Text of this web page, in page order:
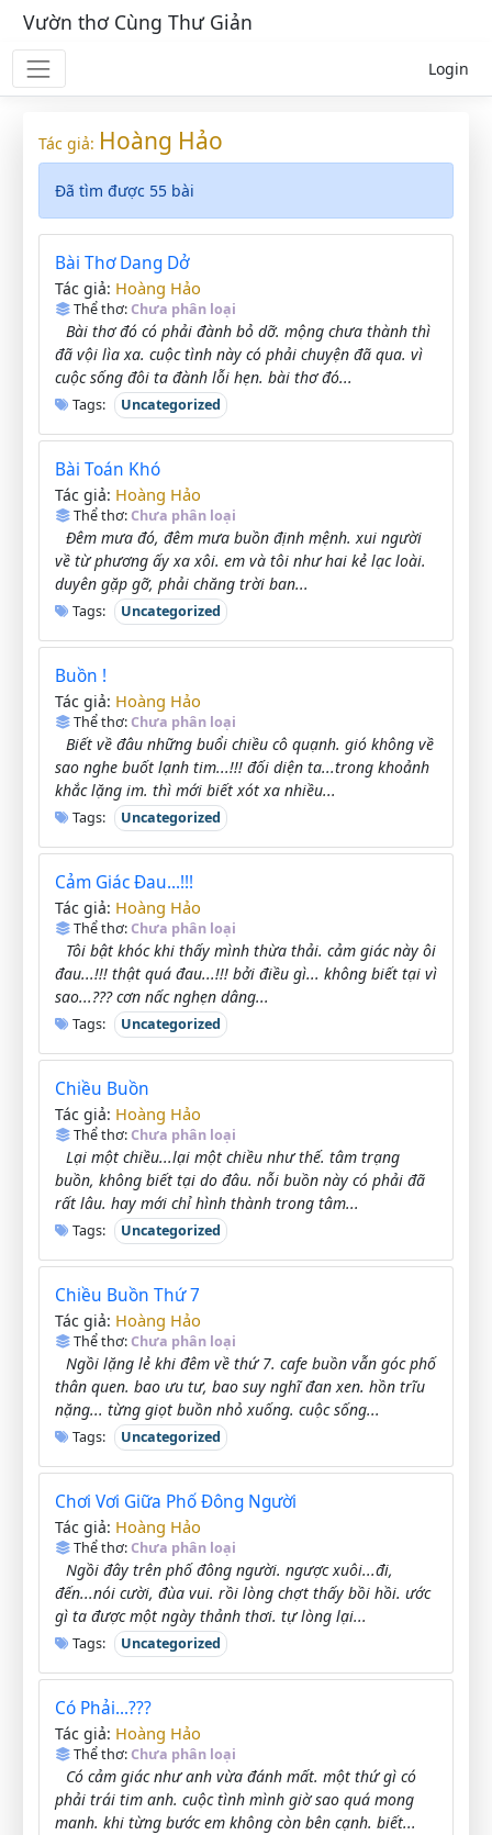
Vườn thơ Cùng Thư Giản
Login
Tác giả: Hoàng Hảo
Đã tìm được 55 bài
Bài Thơ Dang Dở
Tác giả: Hoàng Hảo
Thể thơ:Chưa phân loại
Bài thơ đó có phải đành bỏ dỡ. mộng chưa thành thì
đã vội lìa xa. cuộc tình này có phải chuyện đã qua. vì
cuộc sống đôi ta đành lỗi hẹn. bài thơ đó...
Tags: Uncategorized
Bài Toán Khó
Tác giả: Hoàng Hảo
Thể thơ:Chưa phân loại
Đêm mưa đó, đêm mưa buồn định mệnh. xui người
về từ phương ấy xa xôi. em và tôi như hai kẻ lạc loài.
duyên gặp gỡ, phải chăng trời ban...
Tags: Uncategorized
Buồn !
Tác giả: Hoàng Hảo
Thể thơ:Chưa phân loại
Biết về đâu những buổi chiều cô quạnh. gió không về
sao nghe buốt lạnh tim...!!! đối diện ta...trong khoảnh
khắc lặng im. thì mới biết xót xa nhiều...
Tags: Uncategorized
Cảm Giác Đau...!!!
Tác giả: Hoàng Hảo
Thể thơ:Chưa phân loại
Tôi bật khóc khi thấy mình thừa thải. cảm giác này ôi
đau...!!! thật quá đau...!!! bởi điều gì... không biết tại vì
sao...??? cơn nấc nghẹn dâng...
Tags: Uncategorized
Chiều Buồn
Tác giả: Hoàng Hảo
Thể thơ:Chưa phân loại
Lại một chiều...lại một chiều như thế. tâm trạng
buồn, không biết tại do đâu. nỗi buồn này có phải đã
rất lâu. hay mới chỉ hình thành trong tâm...
Tags: Uncategorized
Chiều Buồn Thứ 7
Tác giả: Hoàng Hảo
Thể thơ:Chưa phân loại
Ngồi lặng lẻ khi đêm về thứ 7. cafe buồn vẫn góc phố
thân quen. bao ưu tư, bao suy nghĩ đan xen. hồn trĩu
nặng... từng giọt buồn nhỏ xuống. cuộc sống...
Tags: Uncategorized
Chơi Vơi Giữa Phố Đông Người
Tác giả: Hoàng Hảo
Thể thơ:Chưa phân loại
Ngồi đây trên phố đông người. ngược xuôi...đi,
đến...nói cười, đùa vui. rồi lòng chợt thấy bồi hồi. ước
gì ta được một ngày thảnh thơi. tự lòng lại...
Tags: Uncategorized
Có Phải...???
Tác giả: Hoàng Hảo
Thể thơ:Chưa phân loại
Có cảm giác như anh vừa đánh mất. một thứ gì có
phải trái tim anh. cuộc tình mình giờ sao quá mong
manh. khi từng bước em không còn bên cạnh. biết...